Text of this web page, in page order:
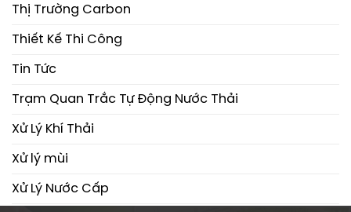
Thị Trường Carbon
Thiết Kế Thi Công
Tin Tức
Trạm Quan Trắc Tự Động Nước Thải
Xử Lý Khí Thải
Xử lý mùi
Xử Lý Nước Cấp